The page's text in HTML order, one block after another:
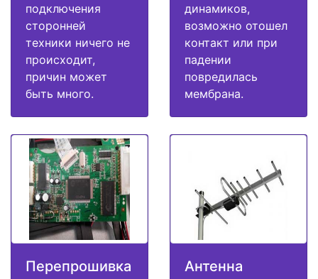
подключения
сторонней
техники ничего не
происходит,
причин может
быть много.
динамиков,
возможно отошел
контакт или при
падении
повредилась
мембрана.
Перепрошивка Антенна